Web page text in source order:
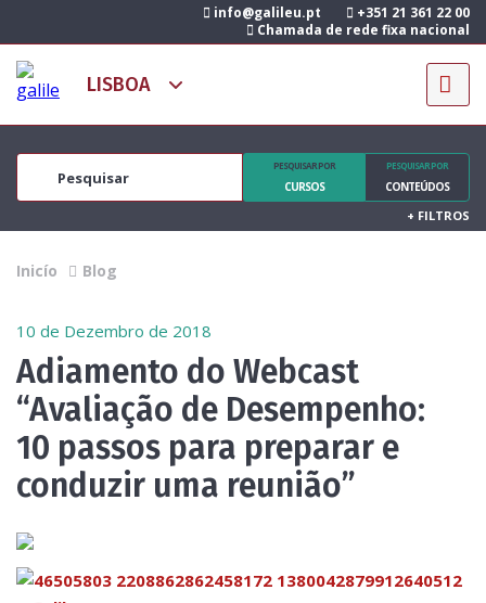
info@galileu.pt
+351 21 361 22 00
Chamada de rede fixa nacional
PESQUISAR POR
CURSOS
PESQUISAR POR
CONTEÚDOS
+ FILTROS
Inicío Blog
10 de Dezembro de 2018
Adiamento do Webcast
“Avaliação de Desempenho:
10 passos para preparar e
conduzir uma reunião”